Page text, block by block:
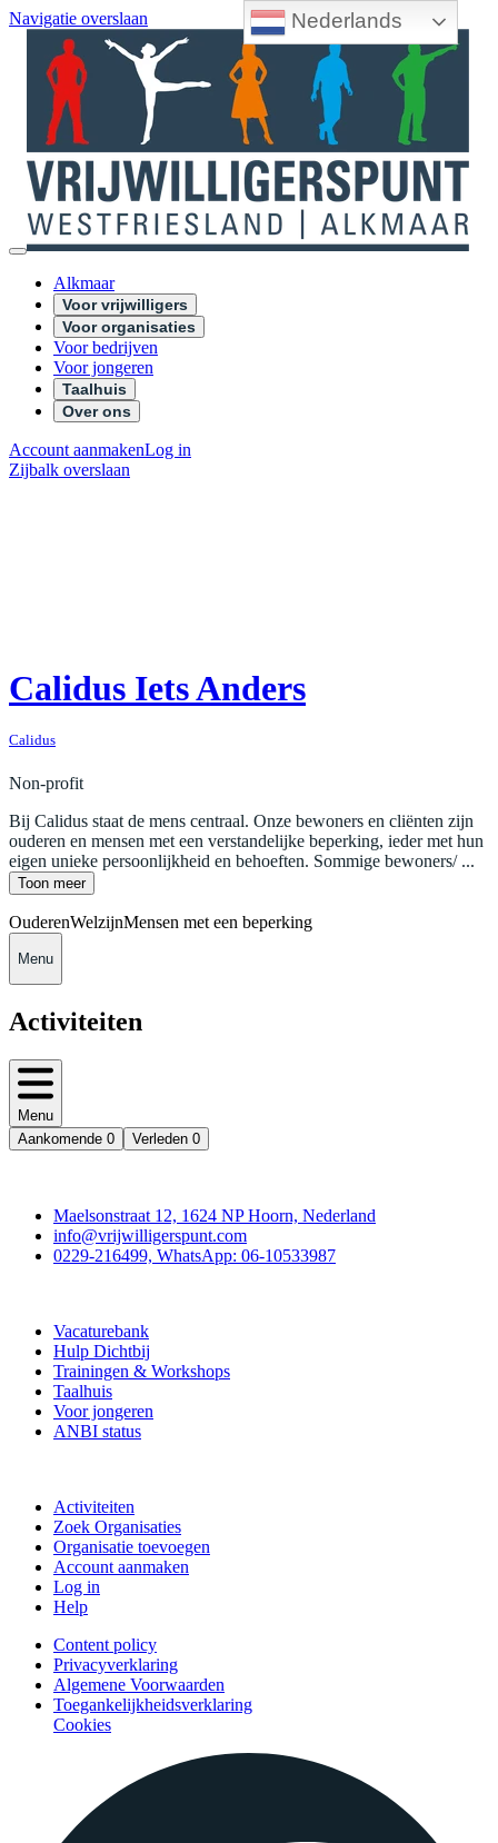
Nederlands
Navigatie overslaan
Alkmaar
Voor vrijwilligers
Voor organisaties
Voor bedrijven
Voor jongeren
Taalhuis
Over ons
Account aanmakenLog in
Zijbalk overslaan
Calidus Iets Anders
Calidus
Non-profit
Bij Calidus staat de mens centraal. Onze bewoners en cliënten zijn
ouderen en mensen met een verstandelijke beperking, ieder met hun
eigen unieke persoonlijkheid en behoeften. Sommige bewoners/ ...
Toon meer
OuderenWelzijnMensen met een beperking
Menu
Activiteiten
Menu
Aankomende 0 Verleden 0
Maelsonstraat 12, 1624 NP Hoorn, Nederland
info@vrijwilligerspunt.com
0229-216499, WhatsApp: 06-10533987
Vacaturebank
Hulp Dichtbij
Trainingen & Workshops
Taalhuis
Voor jongeren
ANBI status
Activiteiten
Zoek Organisaties
Organisatie toevoegen
Account aanmaken
Log in
Help
Content policy
Privacyverklaring
Algemene Voorwaarden
Toegankelijkheidsverklaring
Cookies